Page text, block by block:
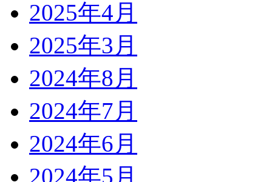
2025年4月
2025年3月
2024年8月
2024年7月
2024年6月
2024年5月